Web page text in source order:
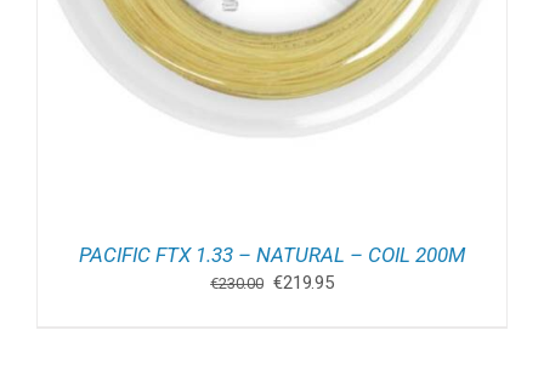
PACIFIC FTX 1.33 – NATURAL – COIL 200M
€230.00 Oorspronkelijke
€219.95Huidige